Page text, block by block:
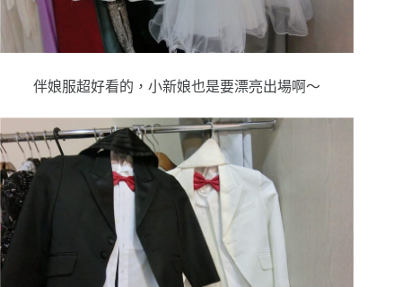
伴娘服超好看的，小新娘也是要漂亮出場啊～